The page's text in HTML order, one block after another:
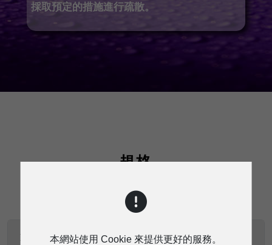
採取預定的措施進行疏散。
規格
型式
本網站使用 Cookie 來提供更好的服務。